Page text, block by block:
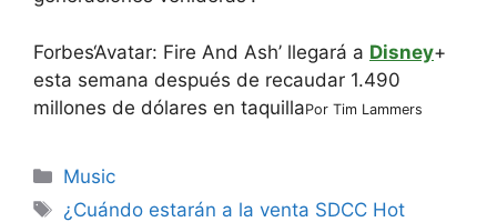
Forbes‘Avatar: Fire And Ash’ llegará a Disney+
esta semana después de recaudar 1.490
millones de dólares en taquillaPor Tim Lammers
Categories
Music
Tags
¿Cuándo estarán a la venta SDCC Hot